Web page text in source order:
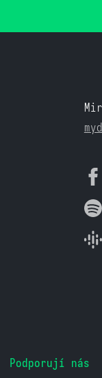
Podporují nás